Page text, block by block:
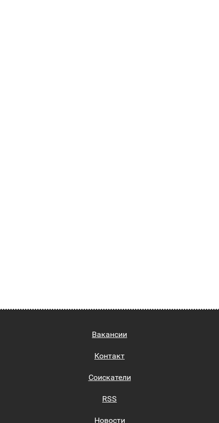
Вакансии
Контакт
Соискатели
RSS
Новости